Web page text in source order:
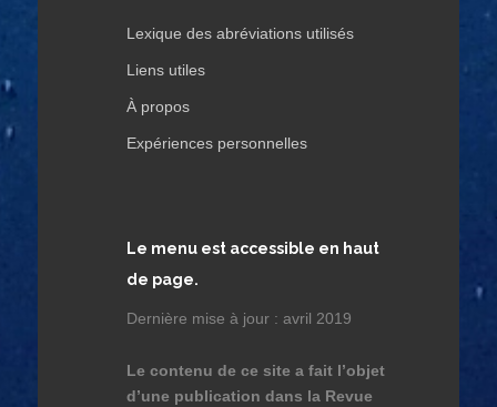
Lexique des abréviations utilisés
Liens utiles
À propos
Expériences personnelles
Le menu est accessible en haut
de page.
Dernière mise à jour : avril 2019
Le contenu de ce site a fait l’objet
d’une publication dans la Revue